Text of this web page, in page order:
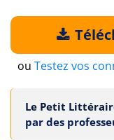
ou Testez vos
Le Petit
par des